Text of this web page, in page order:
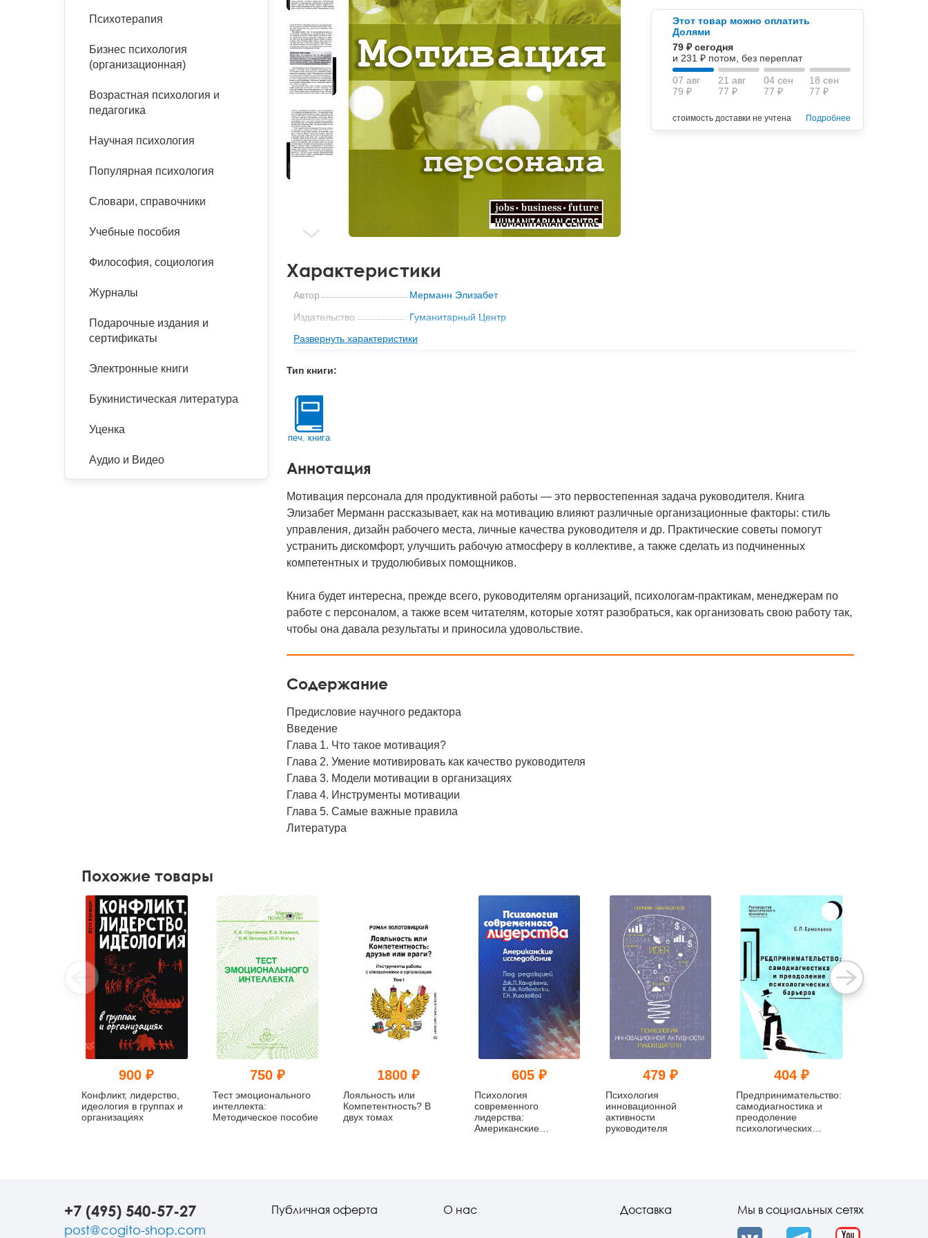
Расстройства пищевого
Тревожные расстройства,
Песочная терапия
Психодрама
Сказкотерапия
Другие направления
психотерапии
Классический, эриксоновский
Психология труда и
Психофизиология
Социальная психология
Социальная и
Учебная литература
Классический и юнгианский
Этот товар можно оплатить
Долями
79 ₽ сегодня
и 231 ₽ потом, без переплат
07 авг
79 ₽
21 авг
77 ₽
04 сен
77 ₽
18 сен
77 ₽
стоимость доставки не учтена Подробнее
Характеристики
Автор
Мерманн Элизабет
Издательство
Гуманитарный Центр
Формат книги
214x146x8 мм
Кол-во стр
Год
Код
Развернуть характеристики
Тип книги:
печ. книга
Аннотация
Мотивация персонала для продуктивной работы — это первостепенная задача руководителя. Книга
Элизабет Мерманн рассказывает, как на мотивацию влияют различные организационные факторы: стиль
управления, дизайн рабочего места, личные качества руководителя и др. Практические советы помогут
устранить дискомфорт, улучшить рабочую атмосферу в коллективе, а также сделать из подчиненных
компетентных и трудолюбивых помощников.
Книга будет интересна, прежде всего, руководителям организаций, психологам-практикам, менеджерам по
работе с персоналом, а также всем читателям, которые хотят разобраться, как организовать свою работу так,
чтобы она давала результаты и приносила удовольствие.
Содержание
Предисловие научного редактора
Введение
Глава 1. Что такое мотивация?
Глава 2. Умение мотивировать как качество руководителя
Глава 3. Модели мотивации в организациях
Глава 4. Инструменты мотивации
Глава 5. Самые важные правила
Литература
Психотерапия
Бизнес психология
(организационная)
Возрастная психология и
педагогика
Научная психология
Популярная психология
Словари, справочники
Учебные пособия
Философия, социология
Журналы
Подарочные издания и
сертификаты
Электронные книги
Букинистическая литература
Уценка
Аудио и Видео
Похожие товары
900 ₽
Конфликт, лидерство,
идеология в группах и
организациях
750 ₽
Тест эмоционального
интеллекта:
Методическое пособие
1800 ₽
Лояльность или
Компетентность? В
двух томах
605 ₽
Психология
современного
лидерства:
Американские
479 ₽
Психология
инновационной
активности
руководителя
404 ₽
Предпринимательство:
самодиагностика и
преодоление
психологических
+7 (495) 540-57-27
post@cogito-shop.com
Публичная оферта О нас Доставка Мы в социальных сетях